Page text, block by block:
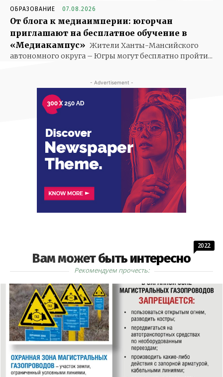
ОБРАЗОВАНИЕ 07.08.2026
От блога к медиаимперии: югорчан
приглашают на бесплатное обучение в
«Медиакампус» Жители Ханты-Мансийского
автономного округа – Югры могут бесплатно пройти...
- Advertisement -
Вам может быть интересно
2022
Рекомендуем прочесть: